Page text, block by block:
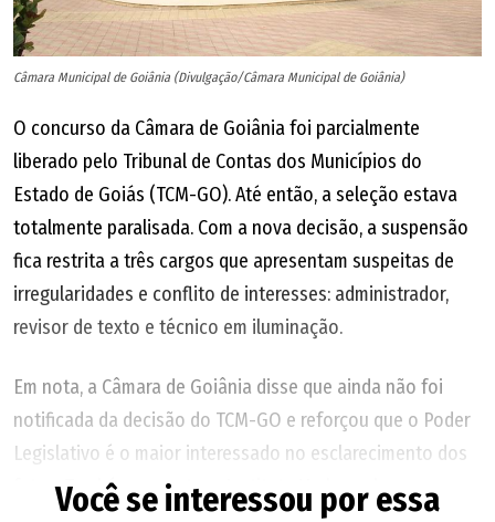
Câmara Municipal de Goiânia (Divulgação/Câmara Municipal de Goiânia)
O concurso da Câmara de Goiânia foi parcialmente
liberado pelo Tribunal de Contas dos Municípios do
Estado de Goiás (TCM-GO). Até então, a seleção estava
totalmente paralisada. Com a nova decisão, a suspensão
fica restrita a três cargos que apresentam suspeitas de
irregularidades e conflito de interesses: administrador,
revisor de texto e técnico em iluminação.
Em nota, a Câmara de Goiânia disse que ainda não foi
notificada da decisão do TCM-GO e reforçou que o Poder
Legislativo é o maior interessado no esclarecimento dos
fatos. Também em nota, o Instituto Verbena, banca
Você se interessou por essa